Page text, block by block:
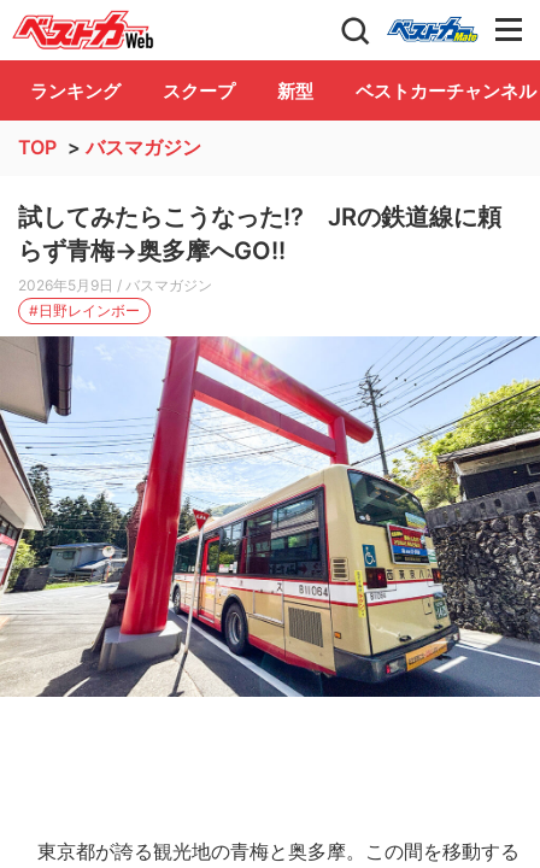
自動車情報誌「ベストカー」 Club
ランキング スクープ 新型 ベストカーチャンネル
TOP >バスマガジン
試してみたらこうなった!? JRの鉄道線に頼
らず青梅→奥多摩へGO!!
2026年5月9日 / バスマガジン
#日野レインボー
東京都が誇る観光地の青梅と奥多摩。この間を移動する